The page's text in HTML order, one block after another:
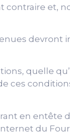
contraire et,
devront
quelle
ces
en entête
du